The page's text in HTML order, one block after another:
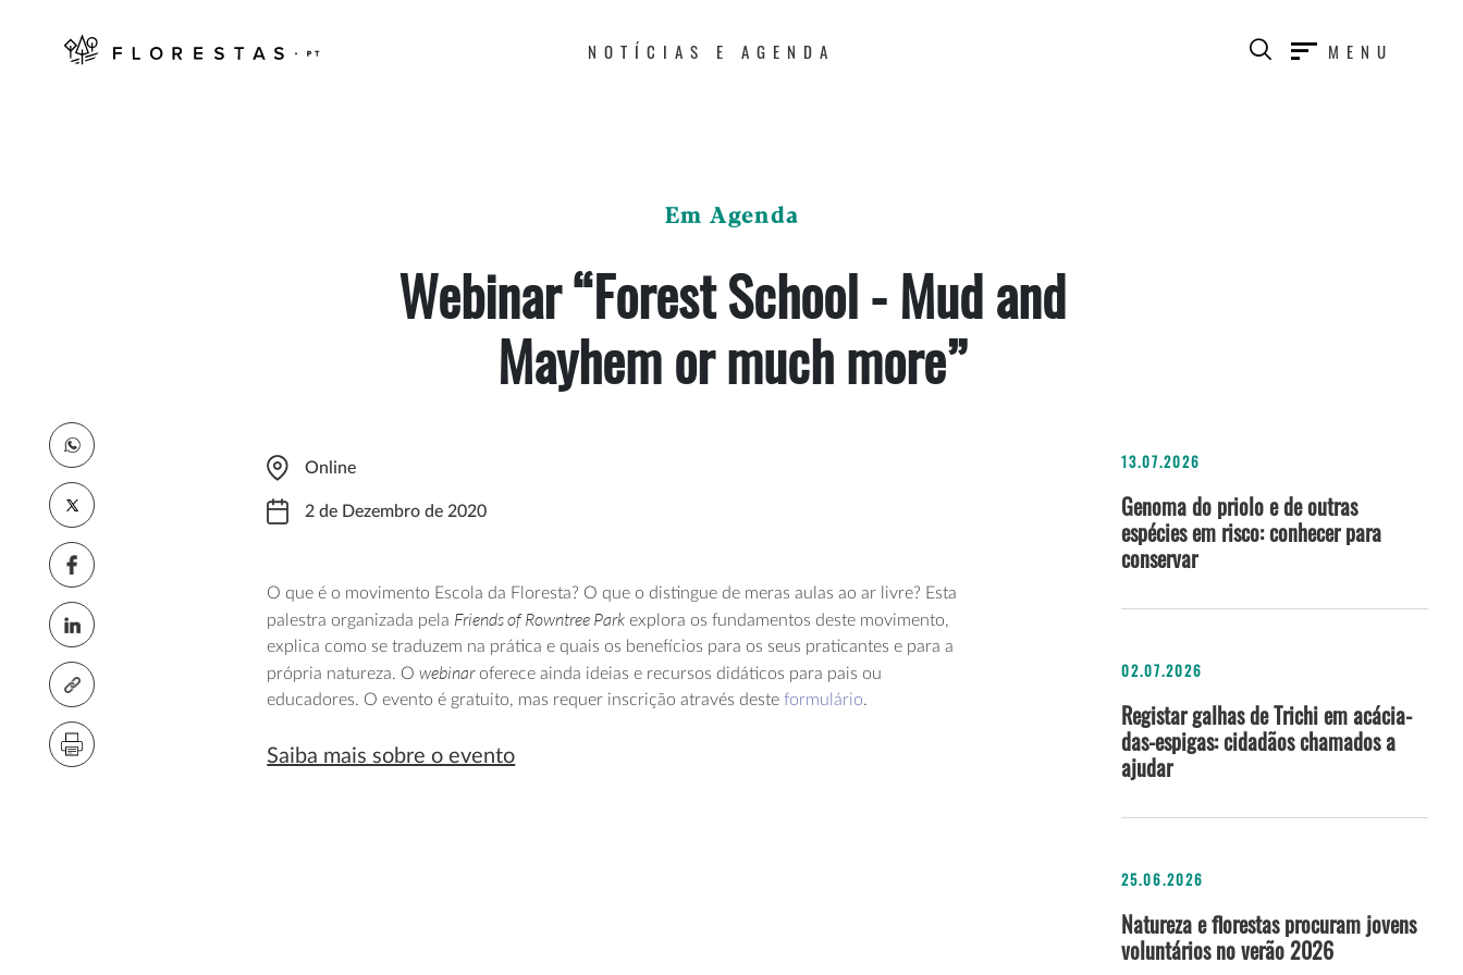
NOTÍCIAS E AGENDA MENU
Em Agenda
Webinar “Forest School - Mud and
Mayhem or much more”
Online
2 de Dezembro de 2020
O que é o movimento Escola da Floresta? O que o distingue de meras aulas ao ar livre? Esta
palestra organizada pela Friends of Rowntree Park explora os fundamentos deste movimento,
explica como se traduzem na prática e quais os benefícios para os seus praticantes e para a
própria natureza. Owebinaroferece ainda ideias e recursos didáticos para pais ou
educadores. O evento é gratuito, mas requer inscrição através desteformulário.
Saiba mais sobre o evento
13.07.2026
Genoma do priolo e de outras
espécies em risco: conhecer para
conservar
02.07.2026
Registar galhas de Trichi em acácia-
das-espigas: cidadãos chamados a
ajudar
25.06.2026
Natureza e florestas procuram jovens
voluntários no verão 2026